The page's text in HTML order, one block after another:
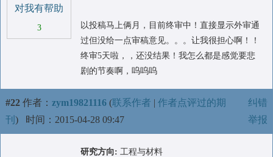
对我有帮助
3
以投稿马上俩月，目前终审中！直接显示外审通
过但没给一点审稿意见。。。让我很担心啊！！
终审5天啦，，还没结果！我怎么都是感觉要悲
剧的节奏啊，呜呜呜
#22 作者： zym19821116 (联系作者 | 作者点评过的期
刊 ) 时间：2015-04-28 09:47
纠错
举报
研究方向: 工程与材料